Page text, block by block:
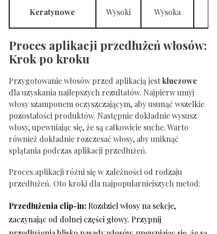
Keratynowe Wysoki Wysoka
Proces aplikacji przedłużeń włosów:
Krok po kroku
Przygotowanie włosów przed aplikacją jestkluczowe
dla uzyskania najlepszych rezultatów. Najpierw umyj
włosy szamponem oczyszczającym, aby usunąć wszelkie
pozostałości produktów. Następnie dokładnie wysusz
włosy, upewniając się, że są całkowicie suche. Warto
również dokładnie rozczesać włosy, aby uniknąć
splątania podczas aplikacji przedłużeń.
Proces aplikacji różni się w zależności od rodzaju
przedłużeń. Oto kroki dla najpopularniejszych metod:
Przedłużenia clip-in:Rozdziel włosy na sekcje,
zaczynając od dolnej części głowy. Przypnij